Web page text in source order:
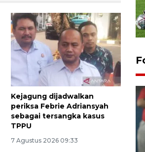
Kejagung dijadwalkan
periksa Febrie Adriansyah
sebagai tersangka kasus
TPPU
7 Agustus 2026 09:33